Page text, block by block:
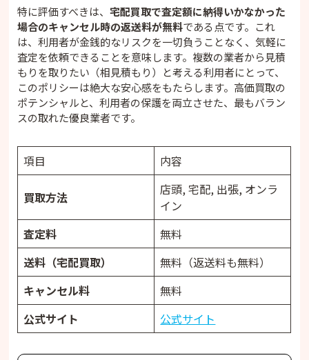
特に評価すべきは、宅配買取で査定額に納得いかなかった
場合のキャンセル時の返送料が無料である点です。これ
は、利用者が金銭的なリスクを一切負うことなく、気軽に
査定を依頼できることを意味します。複数の業者から見積
もりを取りたい（相見積もり）と考える利用者にとって、
このポリシーは絶大な安心感をもたらします。高価買取の
ポテンシャルと、利用者の保護を両立させた、最もバラン
スの取れた優良業者です。
項目 内容
買取方法
店頭, 宅配, 出張, オンラ
イン
査定料
無料
送料（宅配買取）
無料（返送料も無料）
キャンセル料
無料
公式サイト
公式サイト